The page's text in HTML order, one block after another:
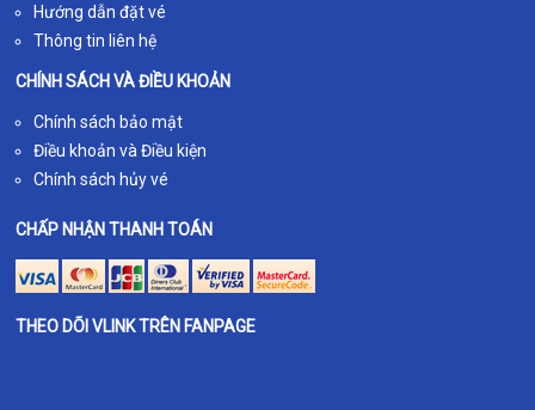
Hướng dẫn đặt vé
Thông tin liên hệ
CHÍNH SÁCH VÀ ĐIỀU KHOẢN
Chính sách bảo mật
Điều khoản và Điều kiện
Chính sách hủy vé
CHẤP NHẬN THANH TOÁN
THEO DÕI VLINK TRÊN FANPAGE